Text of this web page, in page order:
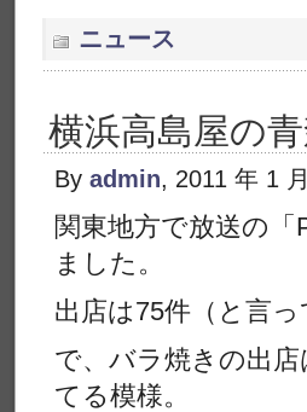
ニュース
横浜高島屋の
By admin, 2011 年 1
関東地方で放送の
ました。
出店は75件（と言っ
で、バラ焼きの出
てる模様。